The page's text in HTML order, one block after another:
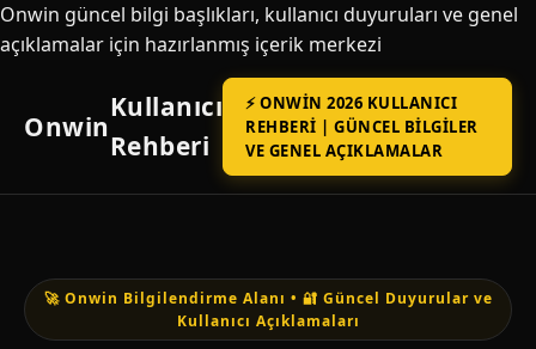
Onwin güncel bilgi başlıkları, kullanıcı duyuruları ve genel
açıklamalar için hazırlanmış içerik merkezi
Onwin
Kullanıcı
Rehberi
⚡ ONWIN 2026 KULLANICI
REHBERI | GÜNCEL BILGILER
VE GENEL AÇIKLAMALAR
🚀 Onwin Bilgilendirme Alanı • 🔐 Güncel Duyurular ve
Kullanıcı Açıklamaları